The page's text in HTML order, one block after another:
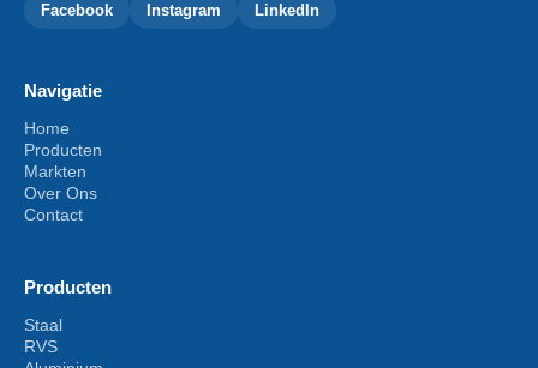
Facebook Instagram LinkedIn
Navigatie
Home
Producten
Markten
Over Ons
Contact
Producten
Staal
RVS